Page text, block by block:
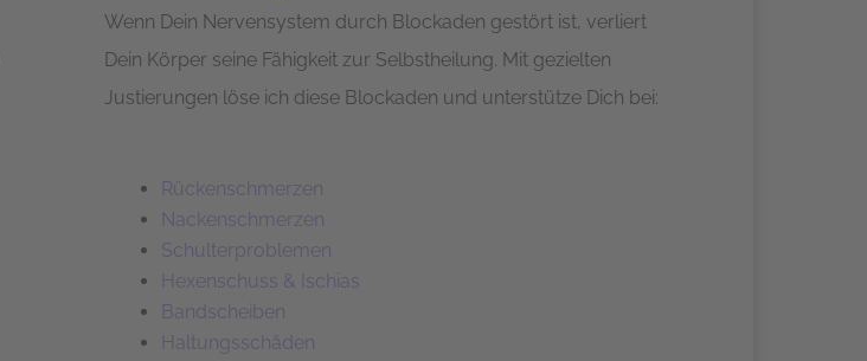
Wenn Dein Nervensystem durch Blockaden gestört ist, verliert
Dein Körper seine Fähigkeit zur Selbstheilung. Mit gezielten
Justierungen löse ich diese Blockaden und unterstütze Dich bei:
Rückenschmerzen
Nackenschmerzen
Schulterproblemen
Hexenschuss & Ischias
Bandscheiben
Haltungsschäden